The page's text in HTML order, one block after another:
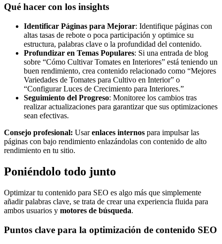
Qué hacer con los insights
Identificar Páginas para Mejorar: Identifique páginas con
altas tasas de rebote o poca participación y optimice su
estructura, palabras clave o la profundidad del contenido.
Profundizar en Temas Populares: Si una entrada de blog
sobre “Cómo Cultivar Tomates en Interiores” está teniendo un
buen rendimiento, crea contenido relacionado como “Mejores
Variedades de Tomates para Cultivo en Interior” o
“Configurar Luces de Crecimiento para Interiores.”
Seguimiento del Progreso: Monitoree los cambios tras
realizar actualizaciones para garantizar que sus optimizaciones
sean efectivas.
Consejo profesional: Usarenlaces internos para impulsar las
páginas con bajo rendimiento enlazándolas con contenido de alto
rendimiento en tu sitio.
Poniéndolo todo junto
Optimizar tu contenido para SEO es algo más que simplemente
añadir palabras clave, se trata de crear una experiencia fluida para
ambos usuarios y motores de búsqueda.
Puntos clave para la optimización de contenido SEO